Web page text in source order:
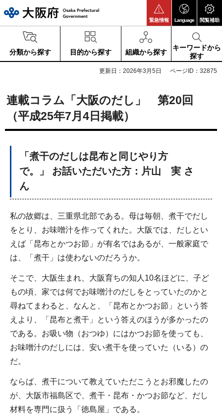
緊急情報 Language 閲覧補助
分類から探す 目的から探す 組織から探す
キーワードから
探す
更新日：2026年3月5日 ページID：32875
連載コラム「大阪のだし」 第20回
（平成25年7月4日掲載）
「煮干のだしは昆布と同じやり方
で。」 お話いただいた方：片山 実 さ
ん
私の故郷は、三重県北部である。母は毎朝、煮干でだし
をとり、お味噌汁を作ってくれた。大阪では、だしとい
えば「昆布とかつお節」が有名ではあるが、一般家庭で
は、「煮干」は使わないのだろうか。
そこで、大阪生まれ、大阪育ちの知人10名ほどに、子ど
もの頃、家では何でお味噌汁のだしをとっていたのかと
尋ねてまわると、なんと、「昆布とかつお節」という答
えより、「昆布と煮干」という答えのほうが多かったの
である。お吸い物（おつゆ）にはかつお節を使っても、
お味噌汁のだしには、安い煮干を使っていた（いる）の
だ。
ならば、煮干について教えていただこうとお邪魔したの
が、大阪市福島区で、煮干・昆布・かつお節など、だし
材料を専門に扱う「徳島屋」である。